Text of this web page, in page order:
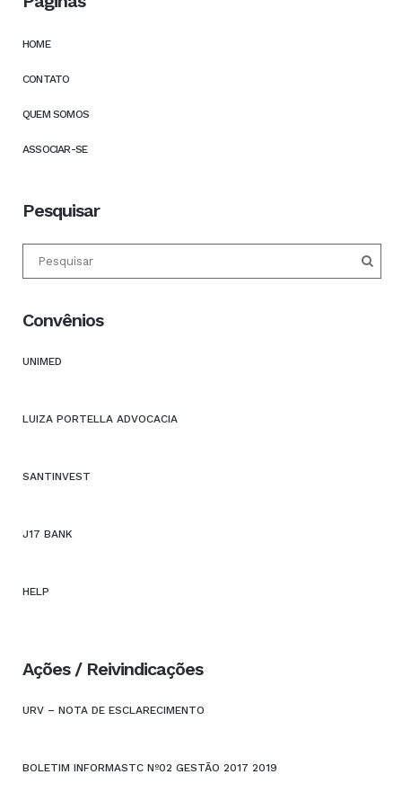
HOME
CONTATO
QUEM SOMOS
ASSOCIAR-SE
Pesquisar
Convênios
UNIMED
LUIZA PORTELLA ADVOCACIA
SANTINVEST
J17 BANK
HELP
Ações / Reivindicações
URV – NOTA DE ESCLARECIMENTO
BOLETIM INFORMASTC Nº02 GESTÃO 2017 2019